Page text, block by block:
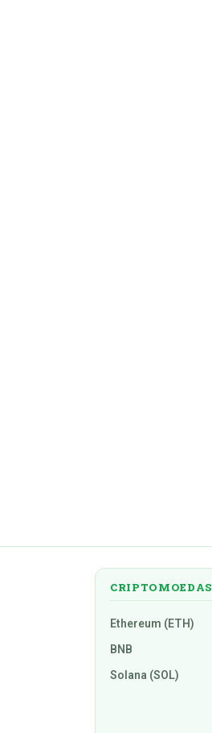
CRIPTOMOEDAS
Ethereum (ETH)
BNB
Solana (SOL)